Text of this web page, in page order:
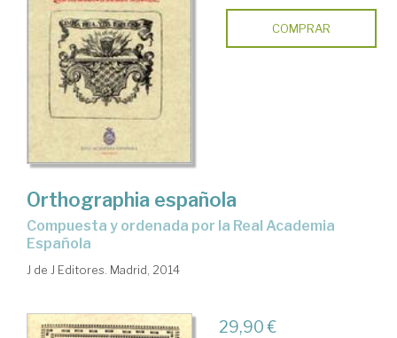
COMPRAR
Orthographia española
compuesta y ordenada por la Real Academia
Española
J de J Editores. Madrid, 2014
29,90 €